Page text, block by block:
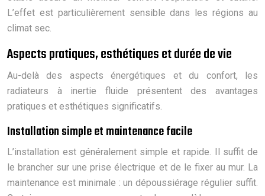
L’effet est particulièrement sensible dans les régions au
climat sec.
Aspects pratiques, esthétiques et durée de vie
Au-delà des aspects énergétiques et du confort, les
radiateurs à inertie fluide présentent des avantages
pratiques et esthétiques significatifs.
Installation simple et maintenance facile
L’installation est généralement simple et rapide. Il suffit de
le brancher sur une prise électrique et de le fixer au mur. La
maintenance est minimale : un dépoussiérage régulier suffit.